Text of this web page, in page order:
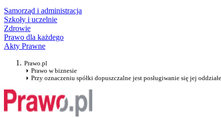
Samorząd i administracja
Szkoły i uczelnie
Zdrowie
Prawo dla każdego
Akty Prawne
Prawo.pl
Prawo w biznesie
Przy oznaczeniu spółki dopuszczalne jest posługiwanie się jej